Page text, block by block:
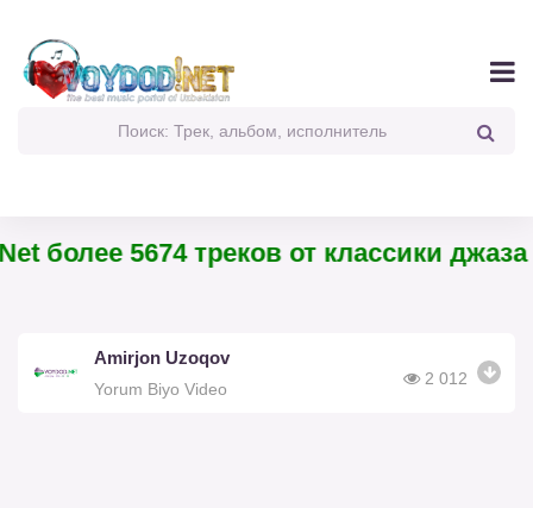
более 5674 треков от классики джаза
Amirjon Uzoqov
Yorum Biyo Video
2 012